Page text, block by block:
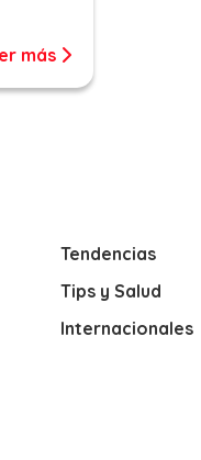
más
Tendencias
Tips y Salud
Internacionales